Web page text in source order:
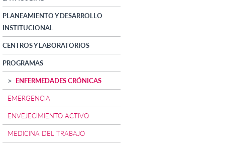
PLANEAMIENTO Y DESARROLLO
INSTITUCIONAL
CENTROS Y LABORATORIOS
PROGRAMAS
ENFERMEDADES CRÓNICAS
EMERGENCIA
ENVEJECIMIENTO ACTIVO
MEDICINA DEL TRABAJO